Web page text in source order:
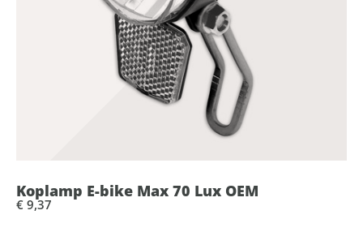
Koplamp E-bike Max 70 Lux OEM
€ 9,37